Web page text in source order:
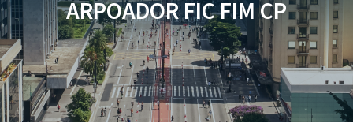
ARPOADOR FIC FIM CP